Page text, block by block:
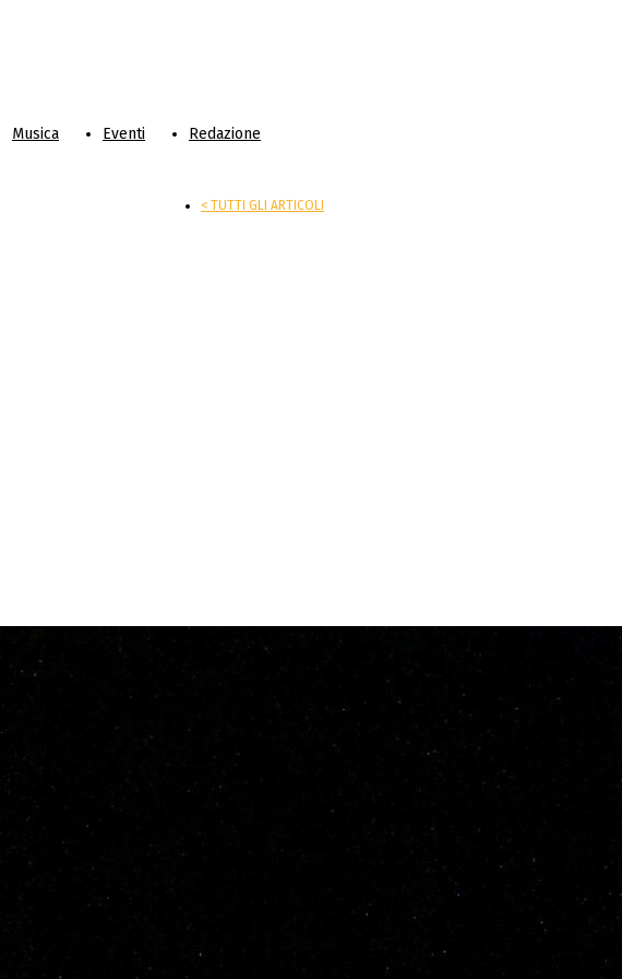
Musica Eventi Redazione
< TUTTI GLI ARTICOLI